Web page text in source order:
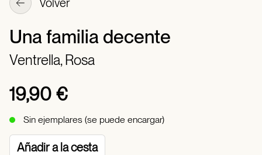
Volver
Una familia decente
Ventrella, Rosa
19,90 €
Sin ejemplares (se puede encargar)
Añadir a la cesta